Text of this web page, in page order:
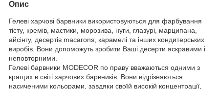
Опис
Гелеві харчові барвники використовуються для фарбування
тісту, кремів, мастики, морозива, нуги, глазурі, марципана,
айсінгу, десертів macarons, карамелі та інших кондитерських
виробів. Вони допоможуть зробити Ваші десерти яскравими і
неповторними.
Гелеві барвники MODECOR по праву вважаються одними з
кращих в світі харчових барвників. Вони відрізняються
насиченими кольорами, завдяки своїй високій концентрації,